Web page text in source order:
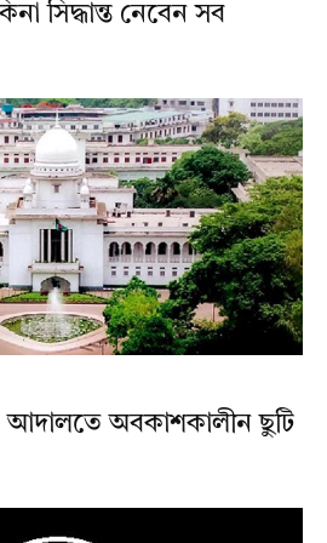
সিদ্ধান্ত নেবেন সব
অবকাশকালীন ছুটি